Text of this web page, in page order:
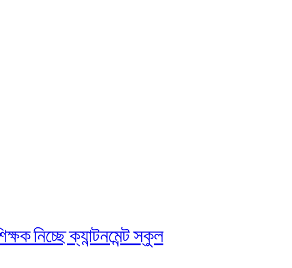
নিচ্ছে ক্যান্টনমেন্ট স্কুল